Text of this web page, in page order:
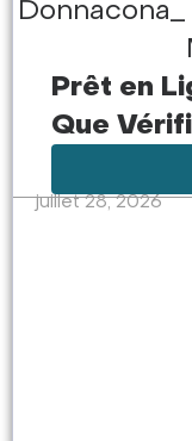
Prêt en
Que
juillet 28, 2026